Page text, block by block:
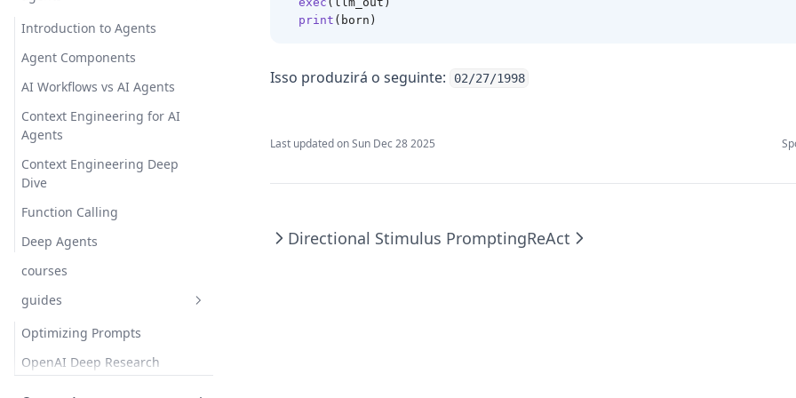
Introduction to Agents
Agent Components
AI Workflows vs AI Agents
Context Engineering for AI
Agents
Context Engineering Deep
Dive
Function Calling
Deep Agents
courses
guides
Optimizing Prompts
OpenAI Deep Research
print (born)
Isso produzirá o seguinte: 02/27/1998
Last updated onSun Dec 28 2025
Directional Stimulus PromptingReAct